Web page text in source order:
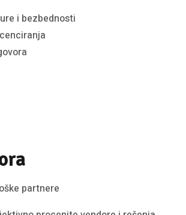
i bezbednosti
partnere